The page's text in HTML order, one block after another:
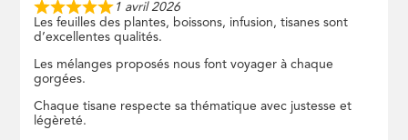
1 avril 2026
Les feuilles des plantes, boissons, infusion, tisanes sont
d’excellentes qualités.
Les mélanges proposés nous font voyager à chaque
gorgées.
Chaque tisane respecte sa thématique avec justesse et
légèreté.